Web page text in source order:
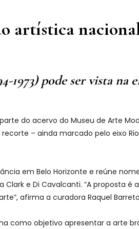
artística
pode ser vista na
do acervo do Museu de Arte
– ainda marcado pelo eixo
em Belo Horizonte e reúne
e Di Cavalcanti. “A proposta é
afirma a curadora Raquel
como objetivo apresentar a arte